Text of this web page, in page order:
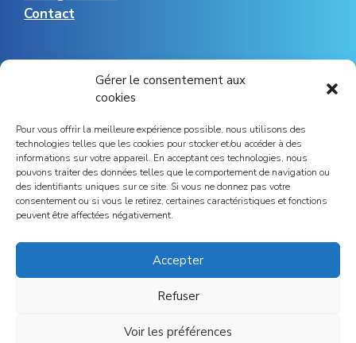
Gérer le consentement aux
cookies
Pour vous offrir la meilleure expérience possible, nous utilisons des
technologies telles que les cookies pour stocker et/ou accéder à des
informations sur votre appareil. En acceptant ces technologies, nous
pouvons traiter des données telles que le comportement de navigation ou
des identifiants uniques sur ce site. Si vous ne donnez pas votre
consentement ou si vous le retirez, certaines caractéristiques et fonctions
peuvent être affectées négativement.
Accepter
Refuser
Voir les préférences
Contact
Social
Facebook
YouTube
LinkedIn
Instagram
Press